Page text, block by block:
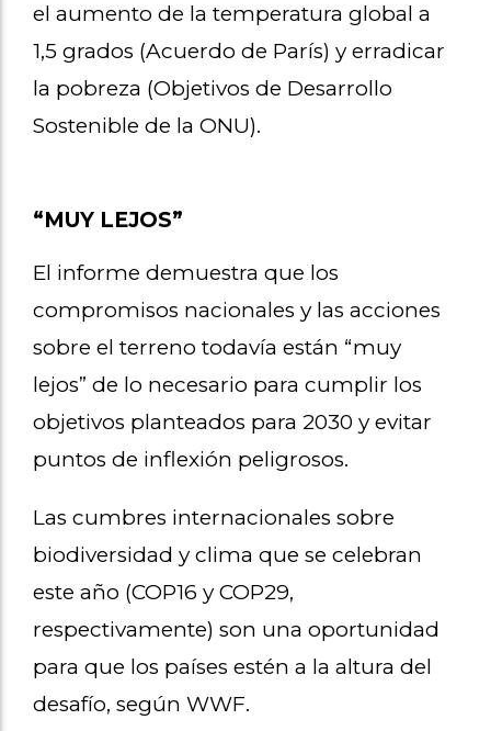
el aumento de la temperatura global a
1,5 grados (Acuerdo de París) y erradicar
la pobreza (Objetivos de Desarrollo
Sostenible de la ONU).
“MUY LEJOS”
El informe demuestra que los
compromisos nacionales y las acciones
sobre el terreno todavía están “muy
lejos” de lo necesario para cumplir los
objetivos planteados para 2030 y evitar
puntos de inflexión peligrosos.
Las cumbres internacionales sobre
biodiversidad y clima que se celebran
este año (COP16 y COP29,
respectivamente) son una oportunidad
para que los países estén a la altura del
desafío, según WWF.